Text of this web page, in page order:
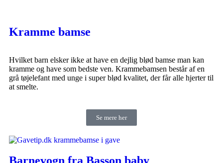
Kramme bamse
Hvilket barn elsker ikke at have en dejlig blød bamse man kan
kramme og have som bedste ven. Krammebamsen består af en
grå tøjelefant med unge i super blød kvalitet, der får alle hjerter til
at smelte.
Se mere her
Barnevogn fra Basson baby